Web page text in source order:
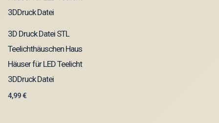
3D Druck Datei STL
Teelichthäuschen Haus
Häuser für LED Teelicht
3DDruck Datei
4,99€